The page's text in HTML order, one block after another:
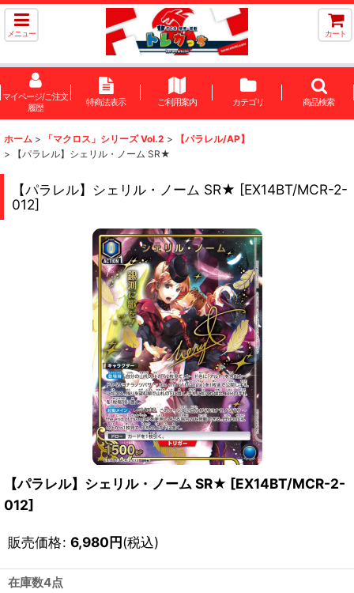
メニュー カート
マイページ/ご注文
履歴
特商法表示 ご利用案内 カテゴリ 商品検索
ホーム > 「マクロス」シリーズ Vol.2 >
【パラレル/AP】
>
【パラレル】シェリル・ノーム SR★
【パラレル】シェリル・ノーム SR★ [EX14BT/MCR-2-
012]
【パラレル】シェリル・ノーム SR★ [EX14BT/MCR-2-
012]
販売価格: 6,980円(税込)
在庫数4点